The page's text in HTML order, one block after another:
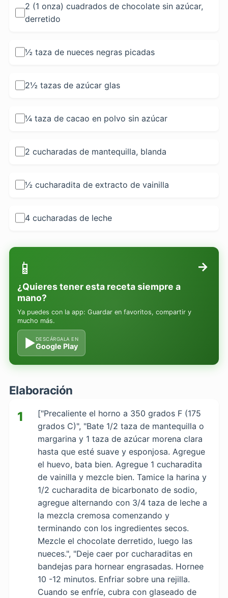
2 (1 onza) cuadrados de chocolate sin azúcar,
derretido
½ taza de nueces negras picadas
2½ tazas de azúcar glas
¼ taza de cacao en polvo sin azúcar
2 cucharadas de mantequilla, blanda
½ cucharadita de extracto de vainilla
4 cucharadas de leche
📱
¿Quieres tener esta receta siempre a
mano?
Ya puedes con la app: Guardar en favoritos, compartir y
mucho más.
▶DESCÁRGALA EN
Google Play
→
Elaboración
1
["Precaliente el horno a 350 grados F (175
grados C)", "Bate 1/2 taza de mantequilla o
margarina y 1 taza de azúcar morena clara
hasta que esté suave y esponjosa. Agregue
el huevo, bata bien. Agregue 1 cucharadita
de vainilla y mezcle bien. Tamice la harina y
1/2 cucharadita de bicarbonato de sodio,
agregue alternando con 3/4 taza de leche a
la mezcla cremosa comenzando y
terminando con los ingredientes secos.
Mezcle el chocolate derretido, luego las
nueces.", "Deje caer por cucharaditas en
bandejas para hornear engrasadas. Hornee
10 -12 minutos. Enfriar sobre una rejilla.
Cuando se enfríe, cubra con glaseado de